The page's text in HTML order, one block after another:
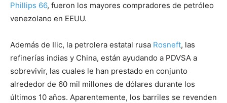
Phillips 66, fueron los mayores compradores de petróleo
venezolano en EEUU.
Además de Ilic, la petrolera estatal rusa Rosneft, las
refinerías indias y China, están ayudando a PDVSA a
sobrevivir, las cuales le han prestado en conjunto
alrededor de 60 mil millones de dólares durante los
últimos 10 años. Aparentemente, los barriles se revenden